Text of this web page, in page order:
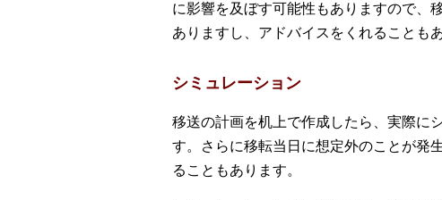
に影響を及ぼす可能性もありますので、
ありますし、アドバイスをくれることも
シミュレーション
移送の計画を机上で作成したら、実際に
す。さらに移転当日に想定外のことが発
ることもあります。